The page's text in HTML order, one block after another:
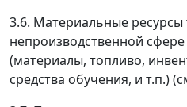
3.6. Материальные ресурсы
непроизводственной сфере
(материалы, топливо,
средства обучения, и т.п.)